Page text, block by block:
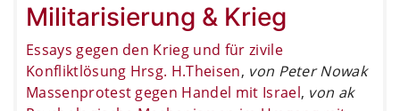
Militarisierung & Krieg
Essays gegen den Krieg und für zivile
Konfliktlösung Hrsg. H.Theisen, von Peter Nowak
Massenprotest gegen Handel mit Israel, von ak